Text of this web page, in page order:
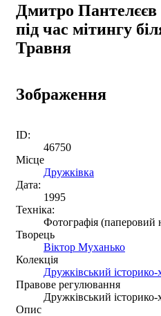
Дмитро Пантелєєв
під час мітингу
Травня
Зображення
ID:
46750
Місце
Дружківка
Дата:
1995
Техніка:
Фотографія (паперовий
Творець
Віктор Муханько
Колекція
Дружківський
Правове регулювання
Дружківський
Опис